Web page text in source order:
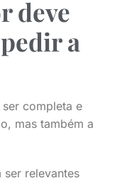
deve
a
completa e
mas também a
ser relevantes